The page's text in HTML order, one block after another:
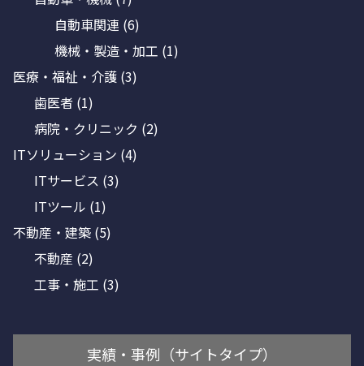
自動車関連 (6)
機械・製造・加工 (1)
医療・福祉・介護 (3)
歯医者 (1)
病院・クリニック (2)
ITソリューション (4)
ITサービス (3)
ITツール (1)
不動産・建築 (5)
不動産 (2)
工事・施工 (3)
実績・事例（サイトタイプ）